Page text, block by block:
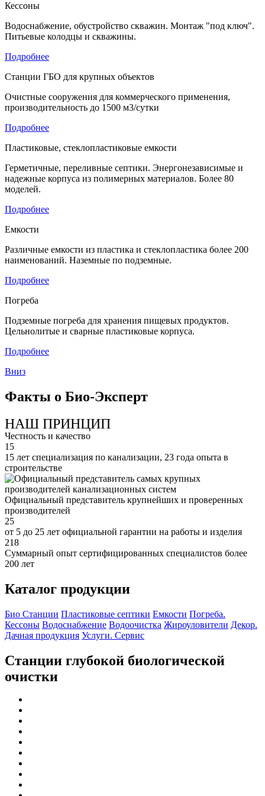
Кессоны
Водоснабжение, обустройство скважин. Монтаж "под ключ".
Питьевые колодцы и скважины.
Подробнее
Станции ГБО для крупных объектов
Очистные сооружения для коммерческого применения,
производительность до 1500 м3/сутки
Подробнее
Пластиковые, стеклопластиковые емкости
Герметичные, переливные септики. Энергонезависимые и
надежные корпуса из полимерных материалов. Более 80
моделей.
Подробнее
Емкости
Различные емкости из пластика и стеклопластика более 200
наименований. Наземные по подземные.
Подробнее
Погреба
Подземные погреба для хранения пищевых продуктов.
Цельнолитые и сварные пластиковые корпуса.
Подробнее
Вниз
Факты о Био-Эксперт
НАШ ПРИНЦИП
Честность и качество
15
15 лет специализация по канализации, 23 года опыта в
строительстве
Официальный представитель крупнейших и проверенных
производителей
25
от 5 до 25 лет официальной гарантии на работы и изделия
218
Суммарный опыт сертифицированных специалистов более
200 лет
Каталог продукции
Био Станции Пластиковые септики Емкости Погреба.
Кессоны Водоснабжение Водоочистка Жироуловители Декор.
Дачная продукция Услуги. Сервис
Станции глубокой биологической
очистки